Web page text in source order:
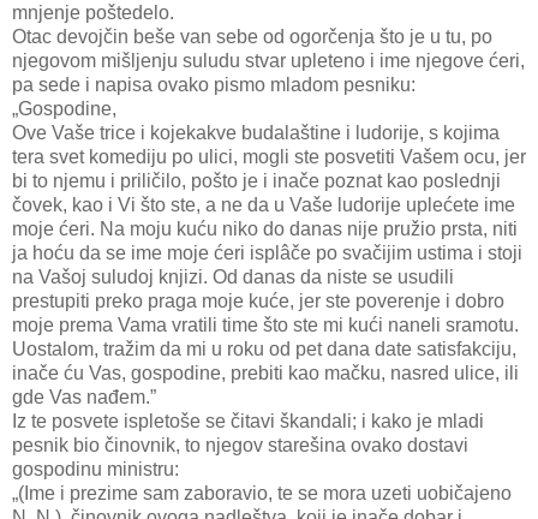
mnjenje poštedelo.
Otac devojčin beše van sebe od ogorčenja što je u tu, po
njegovom mišljenju suludu stvar upleteno i ime njegove ćeri,
pa sede i napisa ovako pismo mladom pesniku:
„Gospodine,
Ove Vaše trice i kojekakve budalaštine i ludorije, s kojima
tera svet komediju po ulici, mogli ste posvetiti Vašem ocu, jer
bi to njemu i priličilo, pošto je i inače poznat kao poslednji
čovek, kao i Vi što ste, a ne da u Vaše ludorije uplećete ime
moje ćeri. Na moju kuću niko do danas nije pružio prsta, niti
ja hoću da se ime moje ćeri isplâče po svačijim ustima i stoji
na Vašoj suludoj knjizi. Od danas da niste se usudili
prestupiti preko praga moje kuće, jer ste poverenje i dobro
moje prema Vama vratili time što ste mi kući naneli sramotu.
Uostalom, tražim da mi u roku od pet dana date satisfakciju,
inače ću Vas, gospodine, prebiti kao mačku, nasred ulice, ili
gde Vas nađem.”
Iz te posvete ispletoše se čitavi škandali; i kako je mladi
pesnik bio činovnik, to njegov starešina ovako dostavi
gospodinu ministru:
„(Ime i prezime sam zaboravio, te se mora uzeti uobičajeno